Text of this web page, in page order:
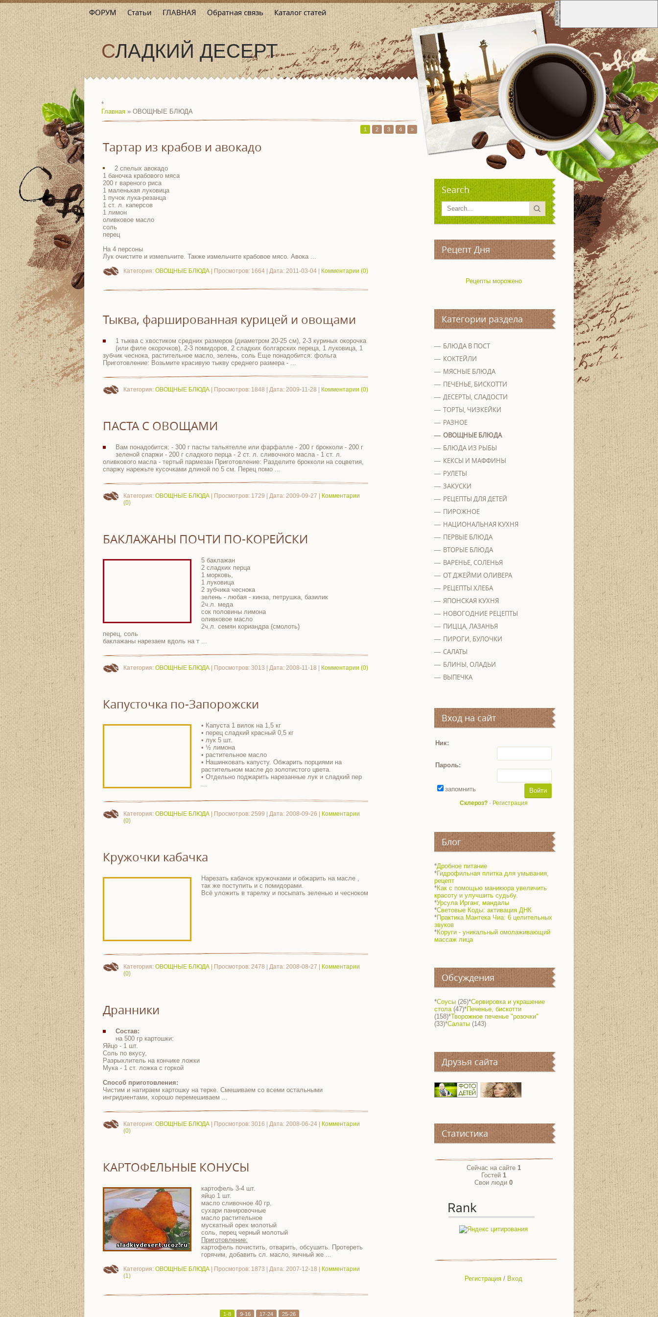
ФОРУМ Статьи ГЛАВНАЯ Обратная связь Каталог статей
СЛАДКИЙ ДЕСЕРТ
*
Главная » ОВОЩНЫЕ БЛЮДА
1 2 3 4 »
Тартар из крабов и авокадо
2 спелых авокадо
1 баночка крабового мяса
200 г вареного риса
1 маленькая луковица
1 пучок лука-резанца
1 ст. л. каперсов
1 лимон
оливковое масло
соль
перец
На 4 персоны
Лук очистите и измельчите. Также измельчите крабовое мясо. Авока ...
Категория: ОВОЩНЫЕ БЛЮДА | Просмотров: 1664 | Дата: 2011-03-04 Комментарии (0)
Тыква, фаршированная курицей и овощами
1 тыква с хвостиком средних размеров (диаметром 20-25 см), 2-3 куриных окорочка
(или филе окорочков), 2-3 помидоров, 2 сладких болгарских переца, 1 луковица, 1
зубчик чеснока, растительное масло, зелень, соль Еще понадобится: фольга
Приготовление: Возьмите красивую тыкву среднего размера - ...
Категория: ОВОЩНЫЕ БЛЮДА | Просмотров: 1848 | Дата: 2009-11-28 Комментарии (0)
ПАСТА С ОВОЩАМИ
Вам понадобится: - 300 г пасты тальятелле или фарфалле - 200 г брокколи - 200 г
зеленой спаржи - 200 г сладкого перца - 2 ст. л. сливочного масла - 1 ст. л.
оливкового масла - тертый пармезан Приготовление: Разделите брокколи на соцветия,
спаржу нарежьте кусочками длиной по 5 см. Перец помо ...
Категория: ОВОЩНЫЕ БЛЮДА | Просмотров: 1729 | Дата: 2009-09-27
Комментарии
(0)
БАКЛАЖАНЫ ПОЧТИ ПО-КОРЕЙСКИ
5 баклажан
2 сладких перца
1 морковь,
1 луковица
2 зубчика чеснока
зелень - любая - кинза, петрушка, базилик
2ч.л. меда
сок половины лимона
оливковое масло
2ч.л. семян кориандра (смолоть)
перец, соль
баклажаны нарезаем вдоль на т ...
Категория: ОВОЩНЫЕ БЛЮДА | Просмотров: 3013 | Дата: 2008-11-18 Комментарии (0)
Капусточка по-Запорожски
• Капуста 1 вилок на 1,5 кг
• перец сладкий красный 0,5 кг
• лук 5 шт.
• ½ лимона
• растительное масло
• Нашинковать капусту. Обжарить порциями на
растительном масле до золотистого цвета.
• Отдельно поджарить нарезанные лук и сладкий пер
...
Категория: ОВОЩНЫЕ БЛЮДА | Просмотров: 2599 | Дата: 2008-09-26
Комментарии
(0)
Кружочки кабачка
Нарезать кабачок кружочками и обжарить на масле ,
так же поступить и с помидорами.
Всё уложить в тарелку и посыпать зеленью и чесноком
Категория: ОВОЩНЫЕ БЛЮДА | Просмотров: 2478 | Дата: 2008-08-27
Комментарии
(0)
Дранники
Состав:
на 500 гр картошки:
Яйцо - 1 шт.
Соль по вкусу,
Разрыхлитель на кончике ложки
Мука - 1 ст. ложка с горкой
Способ приготовления:
Чистим и натираем картошку на терке. Смешиваем со всеми остальными
ингридиентами, хорошо перемешиваем ...
Категория: ОВОЩНЫЕ БЛЮДА | Просмотров: 3016 | Дата: 2008-06-24
Комментарии
(0)
КАРТОФЕЛЬНЫЕ КОНУСЫ
картофель 3-4 шт.
яйцо 1 шт.
масло сливочное 40 гр.
сухари панировочные
масло растительное
мускатный орех молотый
соль, перец черный молотый
Приготовление:
картофель почистить, отварить, обсушить. Протереть
горячим, добавить сл. масло, яичный же ...
Категория: ОВОЩНЫЕ БЛЮДА | Просмотров: 1873 | Дата: 2007-12-18
Комментарии
(1)
1-8 9-16 17-24 25-26
Search
Рецепт Дня
Рецепты морожено
Категории раздела
БЛЮДА В ПОСТ
КОКТЕЙЛИ
МЯСНЫЕ БЛЮДА
ПЕЧЕНЬЕ, БИСКОТТИ
ДЕСЕРТЫ, СЛАДОСТИ
ТОРТЫ, ЧИЗКЕЙКИ
РАЗНОЕ
ОВОЩНЫЕ БЛЮДА
БЛЮДА ИЗ РЫБЫ
КЕКСЫ И МАФФИНЫ
РУЛЕТЫ
ЗАКУСКИ
РЕЦЕПТЫ ДЛЯ ДЕТЕЙ
ПИРОЖНОЕ
НАЦИОНАЛЬНАЯ КУХНЯ
ПЕРВЫЕ БЛЮДА
ВТОРЫЕ БЛЮДА
ВАРЕНЬЕ, СОЛЕНЬЯ
ОТ ДЖЕЙМИ ОЛИВЕРА
РЕЦЕПТЫ ХЛЕБА
ЯПОНСКАЯ КУХНЯ
НОВОГОДНИЕ РЕЦЕПТЫ
ПИЦЦА, ЛАЗАНЬЯ
ПИРОГИ, БУЛОЧКИ
САЛАТЫ
БЛИНЫ, ОЛАДЬИ
ВЫПЕЧКА
Вход на сайт
Ник:
Пароль:
запомнить
Склероз?· Регистрация
Блог
*Дробное питание
*Гидрофильная плитка для умывания,
рецепт
*Как с помощью маникюра увеличить
красоту и улучшить судьбу.
*Урсула Ирганг, мандалы
*Световые Коды: активация ДНК
*Практика Мантека Чиа: 6 целительных
звуков
*Коруги - уникальный омолаживающий
массаж лица
Обсуждения
*Соусы (26)*Сервировка и украшение
стола (47)*Печенье, бискотти
(158)*Творожное печенье "розочки"
(33)*Салаты (143)
Друзья сайта
Статистика
Сейчас на сайте 1
Гостей 1
Свои люди 0
Регистрация / Вход